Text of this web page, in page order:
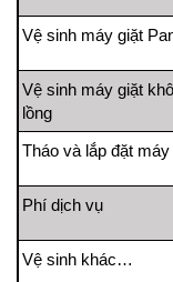
Vệ sinh máy giặt
Vệ sinh máy giặt
lồng
Tháo và lắp đặt máy
Phí dịch vụ
Vệ sinh khác…